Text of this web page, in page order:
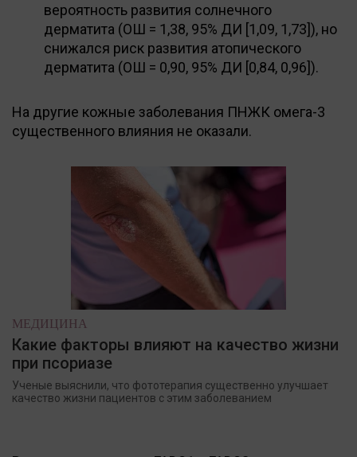
вероятность развития солнечного
дерматита (ОШ = 1,38, 95% ДИ [1,09, 1,73]), но
снижался риск развития атопического
дерматита (ОШ = 0,90, 95% ДИ [0,84, 0,96]).
На другие кожные заболевания ПНЖК омега-3
существенного влияния не оказали.
МЕДИЦИНА
Какие факторы влияют на качество жизни
при псориазе
Ученые выяснили, что фототерапия существенно улучшает
качество жизни пациентов с этим заболеванием